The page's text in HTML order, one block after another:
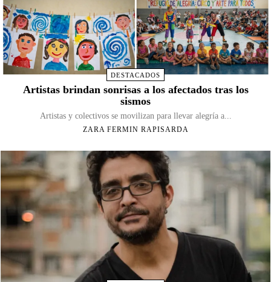
DESTACADOS
Artistas brindan sonrisas a los afectados tras los
sismos
Artistas y colectivos se movilizan para llevar alegría a...
ZARA FERMIN RAPISARDA